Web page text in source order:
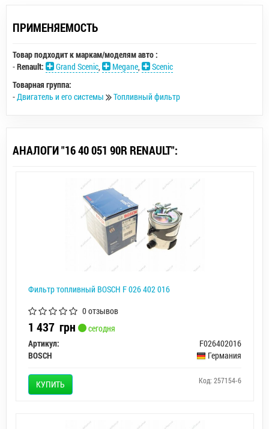
ПРИМЕНЯЕМОСТЬ
Товар подходит к маркам/моделям авто :
-Renault: Grand Scenic, Megane,
Scenic
Товарная группа:
-Двигатель и его системы Топливный фильтр
АНАЛОГИ "16 40 051 90R RENAULT":
Фильтр топливный BOSCH F 026 402 016
0 отзывов
1 437 грн
сегодня
Артикул:
F026402016
BOSCH
Германия
КУПИТЬ Код: 257154-6